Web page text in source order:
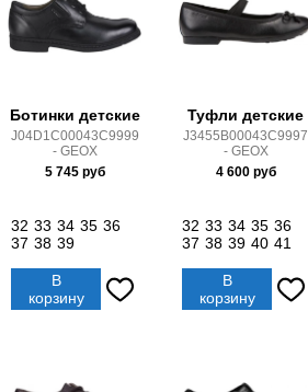
Ботинки детские
J04D1C00043C9999
- GEOX
5 745руб
32 33 34 35 36
37 38 39
В
корзину
Туфли детские
J3455B00043C9997
- GEOX
4 600руб
32 33 34 35 36
37 38 39 40 41
В
корзину